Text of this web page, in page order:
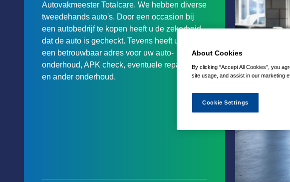
Autovakmeester Totalcare. We hebben diverse
tweedehands auto's. Door een occasion bij
een autobedrijf te kopen heeft u de zekerheid
dat de auto is gecheckt. Tevens heeft u direct
een betrouwbaar adres voor uw auto-
onderhoud, APK check, eventuele reparaties
en ander onderhoud.
About Cookies
By clicking “Accept All Cookies”, you
site usage, and assist in our marketing
Cookie Settings